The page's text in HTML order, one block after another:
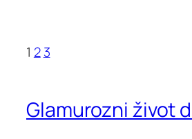
1 2 3
Glamurozni život